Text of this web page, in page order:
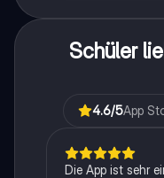
Schüler
4.6/5App
Die App ist sehr